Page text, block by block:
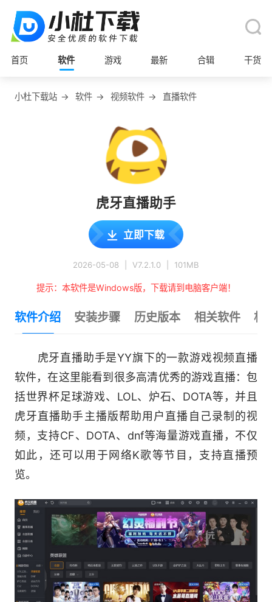
首页 软件 游戏 最新 合辑 干货
小杜下载站 → 软件 → 视频软件 → 直播软件
虎牙直播助手
立即下载
2026-05-08 V7.2.1.0 101MB
提示：本软件是Windows版，下载请到电脑客户端！
软件介绍 安装步骤 历史版本 相关软件 相
虎牙直播助手是YY旗下的一款游戏视频直播
软件，在这里能看到很多高清优秀的游戏直播：包
括世界杯足球游戏、LOL、炉石、DOTA等，并且
虎牙直播助手主播版帮助用户直播自己录制的视
频，支持CF、DOTA、dnf等海量游戏直播，不仅
如此，还可以用于网络K歌等节目，支持直播预
览。